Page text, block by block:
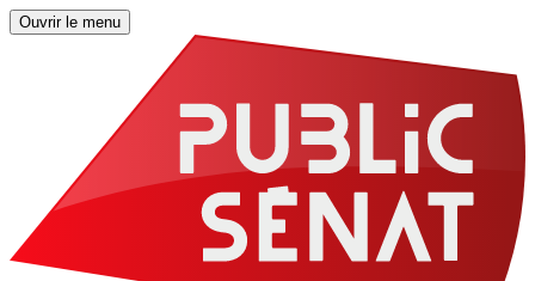
Ouvrir le menu